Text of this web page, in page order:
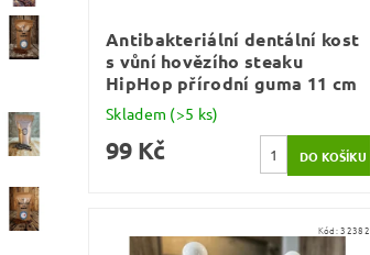
Antibakteriální dentální kost
s vůní hovězího steaku
HipHop přírodní guma 11 cm
Skladem (>5 ks)
99 Kč
Kód:32382